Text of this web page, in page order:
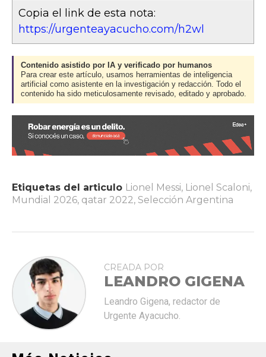
Copia el link de esta nota:
https://urgenteayacucho.com/h2wl
Contenido asistido por IA y verificado por humanos
Para crear este artículo, usamos herramientas de inteligencia
artificial como asistente en la investigación y redacción. Todo el
contenido ha sido meticulosamente revisado, editado y aprobado.
Etiquetas del articulo Lionel Messi, Lionel Scaloni,
Mundial 2026, qatar 2022, Selección Argentina
CREADA POR
LEANDRO GIGENA
Leandro Gigena, redactor de
Urgente Ayacucho.